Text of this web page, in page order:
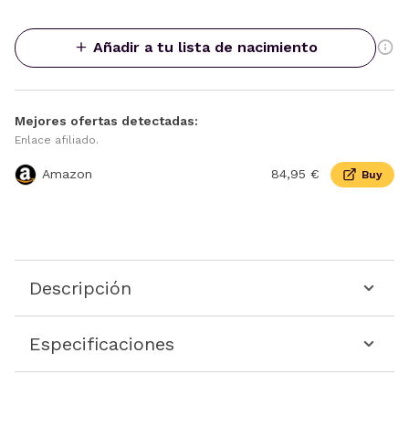
Añadir a tu lista de nacimiento
Mejores ofertas detectadas:
Enlace afiliado.
Amazon 84,95 € Buy
Descripción
Especificaciones